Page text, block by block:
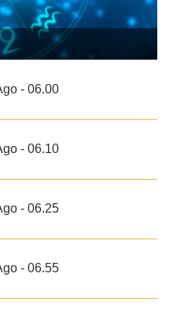
- 06.00
- 06.10
- 06.25
- 06.55